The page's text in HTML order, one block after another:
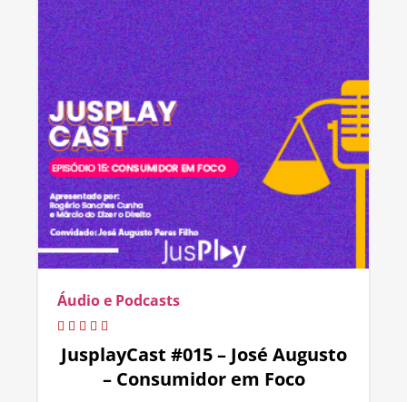
Áudio e Podcasts
JusplayCast #015 – José Augusto
– Consumidor em Foco